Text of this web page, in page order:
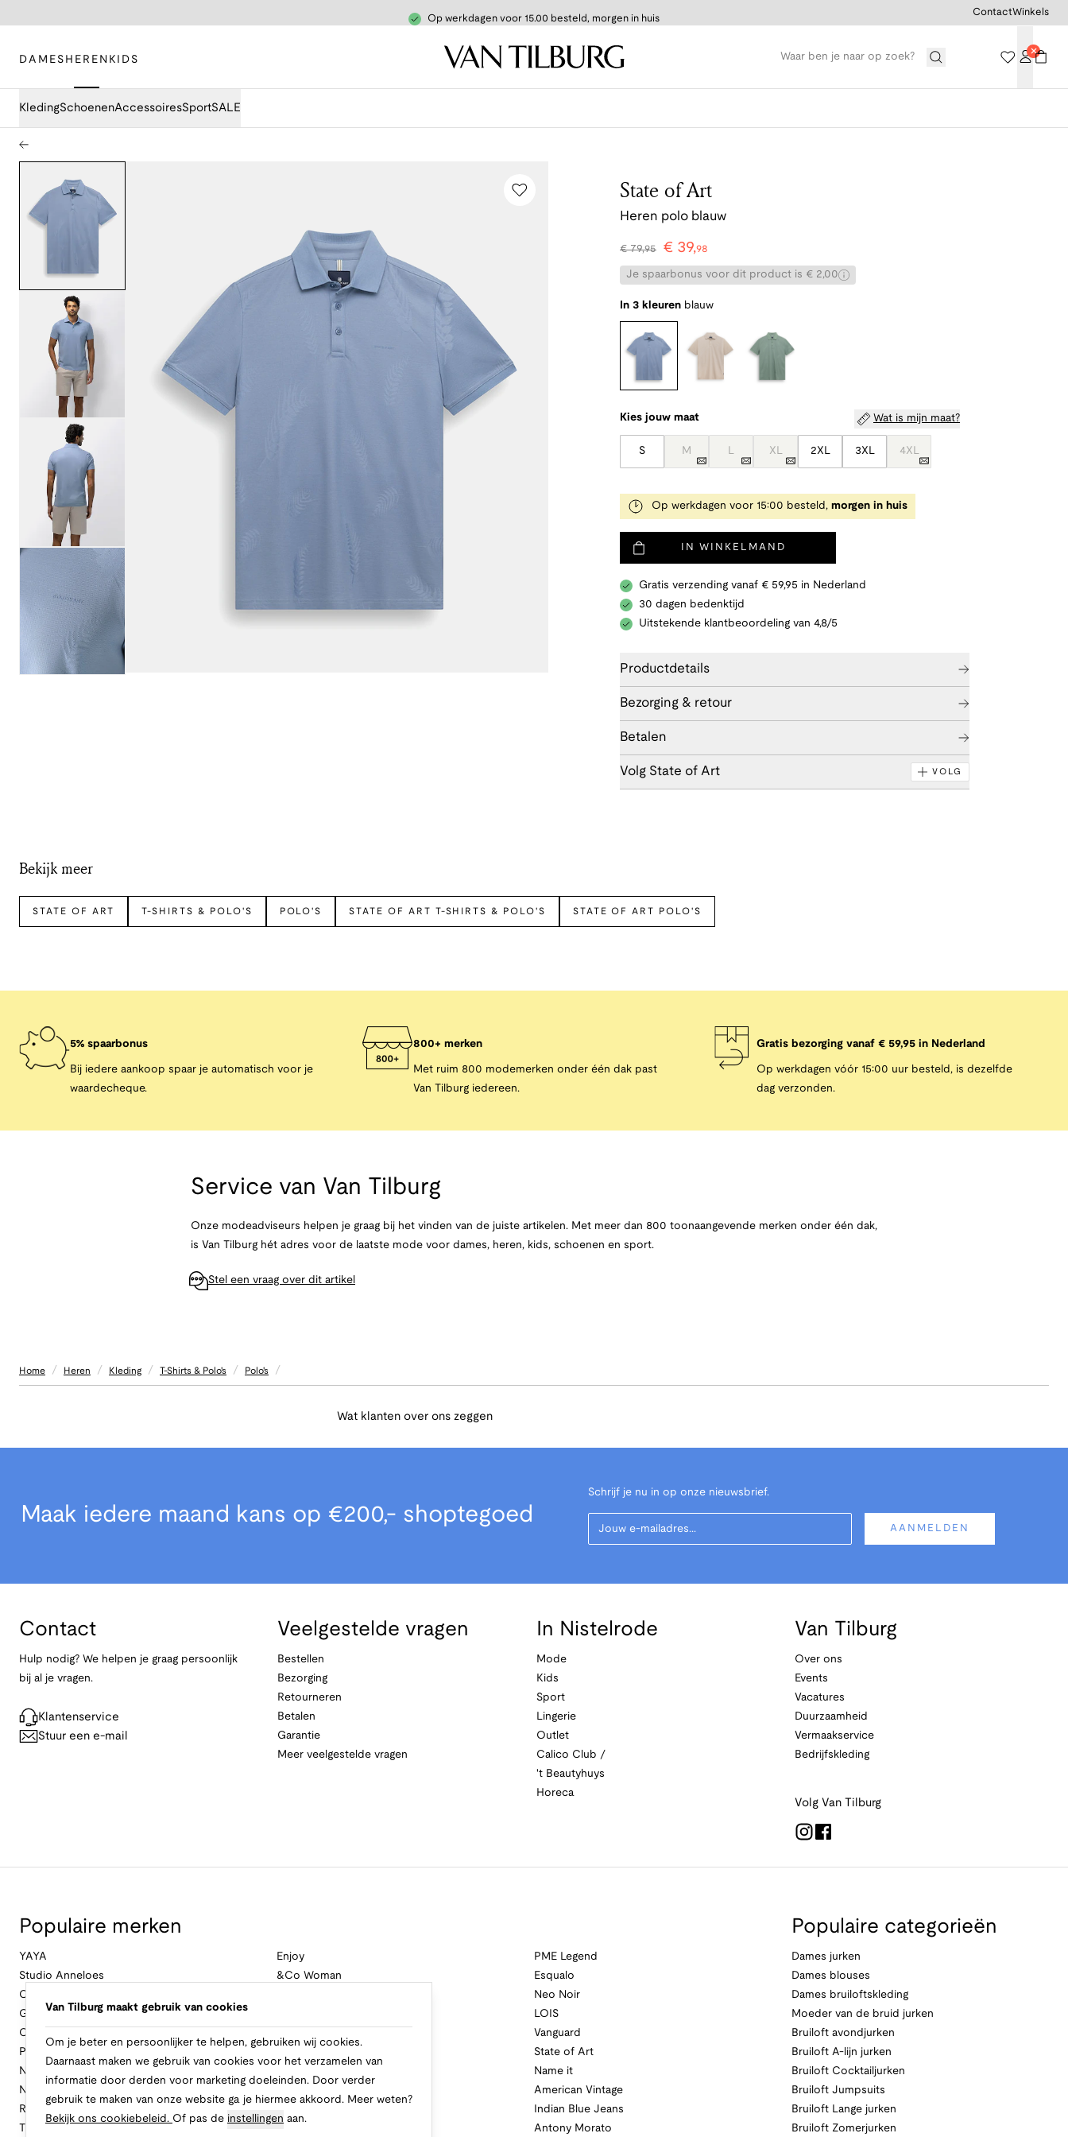
Op werkdagen voor 15.00 besteld, morgen in huis
DAMES HEREN KIDS
KledingSchoenenAccessoiresSportSALE
ContactWinkels
State of Art
Heren polo blauw
€79,95 € 39,98
Je spaarbonus voor dit product is € 2,00
In 3 kleuren blauw
Kies jouw maat Wat is mijn maat?
S M L XL 2XL 3XL 4XL
Op werkdagen voor 15:00 besteld, morgen in huis
IN WINKELMAND
Gratis verzending vanaf € 59,95 in Nederland
30 dagen bedenktijd
Uitstekende klantbeoordeling van 4,8/5
Productdetails
Bezorging & retour
Betalen
Volg State of Art VOLG
Bekijk meer
STATE OF ART T-SHIRTS & POLO'S POLO'S STATE OF ART T-SHIRTS & POLO'S STATE OF ART POLO'S
5% spaarbonus
Bij iedere aankoop spaar je automatisch voor je
waardecheque.
800+ merken
Met ruim 800 modemerken onder één dak past
Van Tilburg iedereen.
Gratis bezorging vanaf € 59,95 in Nederland
Op werkdagen vóór 15:00 uur besteld, is dezelfde
dag verzonden.
Service van Van Tilburg
Onze modeadviseurs helpen je graag bij het vinden van de juiste artikelen. Met meer dan 800 toonaangevende merken onder één dak,
is Van Tilburg hét adres voor de laatste mode voor dames, heren, kids, schoenen en sport.
Stel een vraag over dit artikel
Home / Heren / Kleding / T-Shirts & Polo's / Polo's /
Wat klanten over ons zeggen
Maak iedere maand kans op €200,- shoptegoed
Schrijf je nu in op onze nieuwsbrief.
Your Email
AANMELDEN
Contact
Hulp nodig? We helpen je graag persoonlijk
bij al je vragen.
Klantenservice
Stuur een e-mail
Veelgestelde vragen
Bestellen
Bezorging
Retourneren
Betalen
Garantie
Meer veelgestelde vragen
In Nistelrode
Mode
Kids
Sport
Lingerie
Outlet
Calico Club /
't Beautyhuys
Horeca
Van Tilburg
Over ons
Events
Vacatures
Duurzaamheid
Vermaakservice
Bedrijfskleding
Volg Van Tilburg
Populaire merken
YAYA
Studio Anneloes
Cambio
Geisha
Cast Iron
Profuomo
No Excess
New Balance
Rinascimento
Enjoy
&Co Woman
PME Legend
Esqualo
Neo Noir
LOIS
Vanguard
State of Art
Name it
American Vintage
Indian Blue Jeans
Antony Morato
Populaire categorieën
Dames jurken
Dames blouses
Dames bruiloftskleding
Moeder van de bruid jurken
Bruiloft avondjurken
Bruiloft A-lijn jurken
Bruiloft Cocktailjurken
Bruiloft Jumpsuits
Bruiloft Lange jurken
Bruiloft Zomerjurken
Van Tilburg maakt gebruik van cookies
Om je beter en persoonlijker te helpen, gebruiken wij cookies.
Daarnaast maken we gebruik van cookies voor het verzamelen van
informatie door derden voor marketing doeleinden. Door verder
gebruik te maken van onze website ga je hiermee akkoord. Meer weten?
Bekijk ons cookiebeleid. Of pas de instellingen aan.